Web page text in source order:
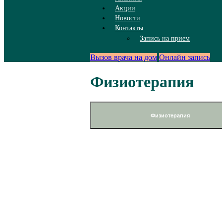
Акции
Новости
Контакты
Запись на прием
Вызов врача на дом Онлайн запись
Физиотерапия
Физиотерапия